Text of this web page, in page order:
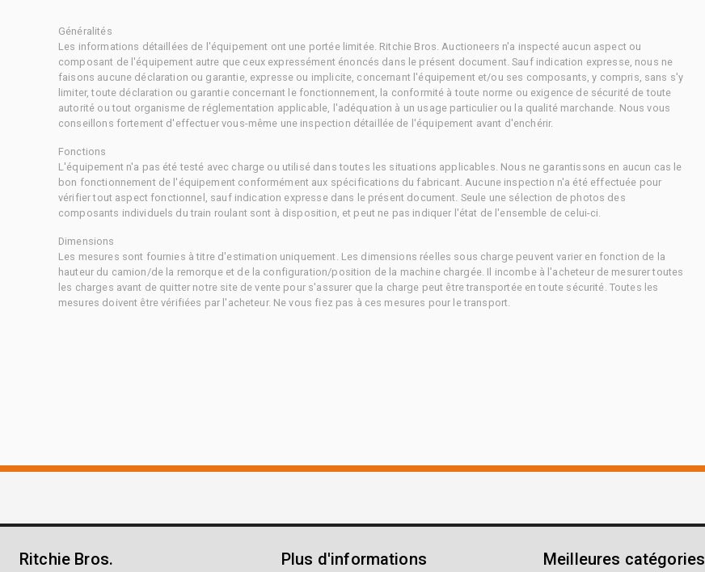
Généralités
Les informations détaillées de l'équipement ont une portée limitée. Ritchie Bros. Auctioneers n'a inspecté aucun aspect ou
composant de l'équipement autre que ceux expressément énoncés dans le présent document. Sauf indication expresse, nous ne
faisons aucune déclaration ou garantie, expresse ou implicite, concernant l'équipement et/ou ses composants, y compris, sans s'y
limiter, toute déclaration ou garantie concernant le fonctionnement, la conformité à toute norme ou exigence de sécurité de toute
autorité ou tout organisme de réglementation applicable, l'adéquation à un usage particulier ou la qualité marchande. Nous vous
conseillons fortement d'effectuer vous-même une inspection détaillée de l'équipement avant d'enchérir.
Fonctions
L'équipement n'a pas été testé avec charge ou utilisé dans toutes les situations applicables. Nous ne garantissons en aucun cas le
bon fonctionnement de l'équipement conformément aux spécifications du fabricant. Aucune inspection n'a été effectuée pour
vérifier tout aspect fonctionnel, sauf indication expresse dans le présent document. Seule une sélection de photos des
composants individuels du train roulant sont à disposition, et peut ne pas indiquer l'état de l'ensemble de celui-ci.
Dimensions
Les mesures sont fournies à titre d'estimation uniquement. Les dimensions réelles sous charge peuvent varier en fonction de la
hauteur du camion/de la remorque et de la configuration/position de la machine chargée. Il incombe à l'acheteur de mesurer toutes
les charges avant de quitter notre site de vente pour s'assurer que la charge peut être transportée en toute sécurité. Toutes les
mesures doivent être vérifiées par l'acheteur. Ne vous fiez pas à ces mesures pour le transport.
Ritchie Bros. Plus d'informations Meilleures catégories